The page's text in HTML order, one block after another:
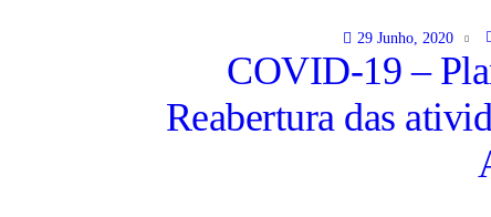
29 Junho, 2020
COVID-19 –
Reabertura das